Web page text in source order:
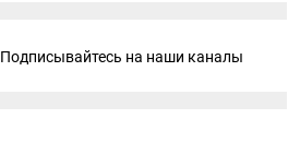
Подписывайтесь на наши каналы